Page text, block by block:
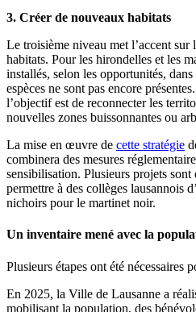
3. Créer de nouveaux habitats
Le troisième niveau met l’accent sur
habitats. Pour les hirondelles et les
installés, selon les opportunités,
espèces ne sont pas encore
l’objectif est de reconnecter les
nouvelles zones buissonnantes ou
La mise en œuvre de cette stratégie
combinera des mesures
sensibilisation. Plusieurs projets sont
permettre à des collèges lausannois
nichoirs pour le martinet noir.
Un inventaire mené avec la
Plusieurs étapes ont été nécessaires
En 2025, la Ville de Lausanne a
mobilisant la population, des